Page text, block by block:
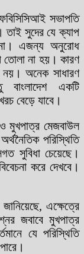
সভাপতি
তাই সুদের যে ক্যাপ
এজন্য অনুরোধ
তোলা না হয়। কারণ
নয়। অনেক সাধারণ
বাংলাদেশ একটি
বেড়ে যাবে।
ও মুখপাত্র মেজবাউল
পরিস্থিতি
সুবিধা চেয়েছে।
করে দেখবে।
এক্ষেত্রে
জবাবে মুখপাত্র
যে পরিস্থিতি